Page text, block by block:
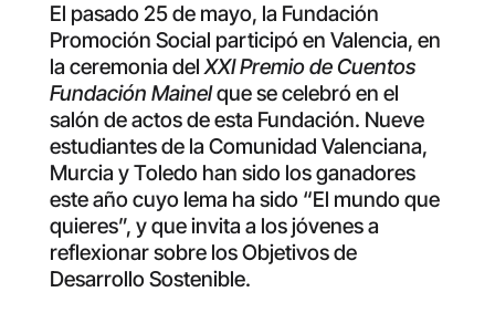
El pasado 25 de mayo, la Fundación
Promoción Social participó en Valencia, en
la ceremonia delXXI Premio de Cuentos
Fundación Mainelque se celebró en el
salón de actos de esta Fundación. Nueve
estudiantes de la Comunidad Valenciana,
Murcia y Toledo han sido los ganadores
este año cuyo lema ha sido “El mundo que
quieres”, y que invita a los jóvenes a
reflexionar sobre los Objetivos de
Desarrollo Sostenible.